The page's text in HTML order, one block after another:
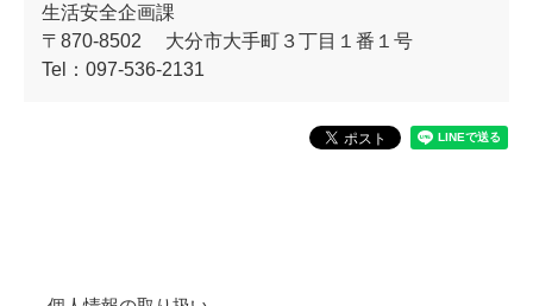
生活安全企画課
〒870-8502
大分市大手町３丁目１番１号
Tel：097-536-2131